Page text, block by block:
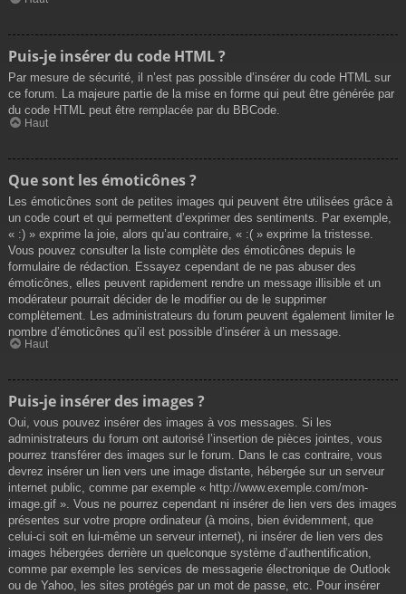
Puis-je insérer du code HTML ?
Par mesure de sécurité, il n’est pas possible d’insérer du code HTML sur
ce forum. La majeure partie de la mise en forme qui peut être générée par
du code HTML peut être remplacée par du BBCode.
Haut
Que sont les émoticônes ?
Les émoticônes sont de petites images qui peuvent être utilisées grâce à
un code court et qui permettent d’exprimer des sentiments. Par exemple,
« :) » exprime la joie, alors qu’au contraire, « :( » exprime la tristesse.
Vous pouvez consulter la liste complète des émoticônes depuis le
formulaire de rédaction. Essayez cependant de ne pas abuser des
émoticônes, elles peuvent rapidement rendre un message illisible et un
modérateur pourrait décider de le modifier ou de le supprimer
complètement. Les administrateurs du forum peuvent également limiter le
nombre d’émoticônes qu’il est possible d’insérer à un message.
Haut
Puis-je insérer des images ?
Oui, vous pouvez insérer des images à vos messages. Si les
administrateurs du forum ont autorisé l’insertion de pièces jointes, vous
pourrez transférer des images sur le forum. Dans le cas contraire, vous
devrez insérer un lien vers une image distante, hébergée sur un serveur
internet public, comme par exemple « http://www.exemple.com/mon-
image.gif ». Vous ne pourrez cependant ni insérer de lien vers des images
présentes sur votre propre ordinateur (à moins, bien évidemment, que
celui-ci soit en lui-même un serveur internet), ni insérer de lien vers des
images hébergées derrière un quelconque système d’authentification,
comme par exemple les services de messagerie électronique de Outlook
ou de Yahoo, les sites protégés par un mot de passe, etc. Pour insérer